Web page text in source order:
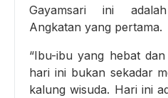
Gayamsari ini
Angkatan yang pertama.
“Ibu-ibu yang hebat
hari ini bukan sekadar
kalung wisuda. Hari ini